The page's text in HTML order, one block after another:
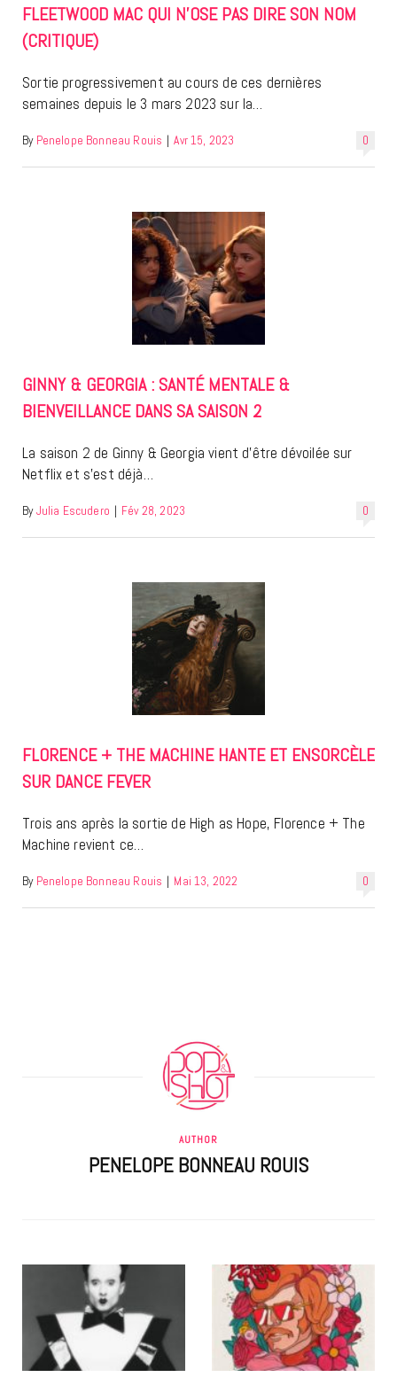
FLEETWOOD MAC QUI N’OSE PAS DIRE SON NOM
(CRITIQUE)
Sortie progressivement au cours de ces dernières
semaines depuis le 3 mars 2023 sur la…
0
By Penelope Bonneau Rouis | Avr 15, 2023
GINNY & GEORGIA : SANTÉ MENTALE &
BIENVEILLANCE DANS SA SAISON 2
La saison 2 de Ginny & Georgia vient d’être dévoilée sur
Netflix et s’est déjà…
0
By Julia Escudero | Fév 28, 2023
FLORENCE + THE MACHINE HANTE ET ENSORCÈLE
SUR DANCE FEVER
Trois ans après la sortie de High as Hope, Florence + The
Machine revient ce…
0
By Penelope Bonneau Rouis | Mai 13, 2022
AUTHOR
PENELOPE BONNEAU ROUIS